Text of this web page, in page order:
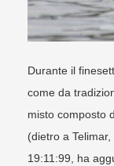
Durante il
come da
misto composto
(dietro a
19:11:99, ha